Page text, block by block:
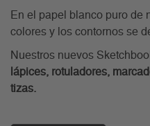
En el papel blanco puro de
colores y los contornos se
Nuestros nuevos
lápices, rotuladores,
tizas.